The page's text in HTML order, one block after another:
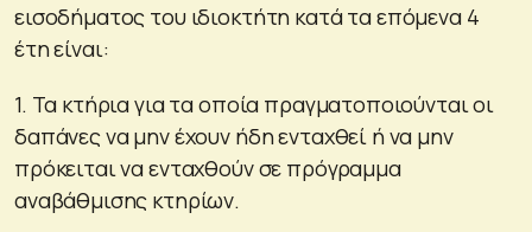
εισοδήματος του ιδιοκτήτη κατά τα επόμενα 4
έτη είναι:
1. Τα κτήρια για τα οποία πραγματοποιούνται οι
δαπάνες να μην έχουν ήδη ενταχθεί ή να μην
πρόκειται να ενταχθούν σε πρόγραμμα
αναβάθμισης κτηρίων.